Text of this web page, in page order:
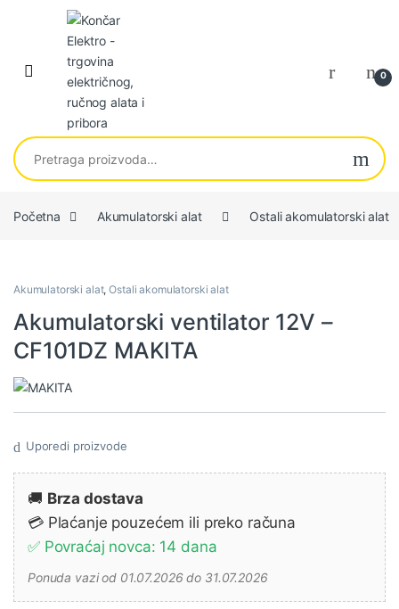
Skip to navigation
Skip to content
0
Pretraga za:
Početna Akumulatorski alat Ostali akomulatorski alat
Akumulatorski alat,Ostali akomulatorski alat
Akumulatorski ventilator 12V –
CF101DZ MAKITA
Uporedi proizvode
🚚 Brza dostava
💳 Plaćanje pouzećem ili preko računa
✅ Povraćaj novca: 14 dana
Ponuda vazi od 01.07.2026 do 31.07.2026